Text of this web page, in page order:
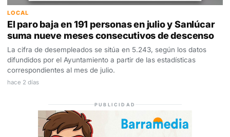
LOCAL
El paro baja en 191 personas en julio y Sanlúcar
suma nueve meses consecutivos de descenso
La cifra de desempleados se sitúa en 5.243, según los datos
difundidos por el Ayuntamiento a partir de las estadísticas
correspondientes al mes de julio.
hace 2 días
PUBLICIDAD